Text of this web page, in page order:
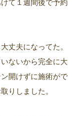
て１週間後で予約
丈夫になってた。
ないから完全に大
開けずに施術がで
りしました。